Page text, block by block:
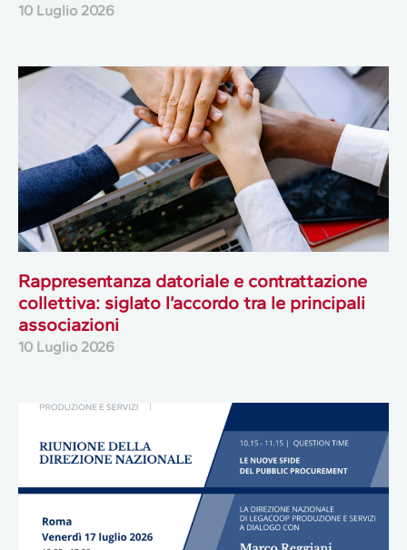
10 Luglio 2026
Rappresentanza datoriale e contrattazione
collettiva: siglato l’accordo tra le principali
associazioni
10 Luglio 2026